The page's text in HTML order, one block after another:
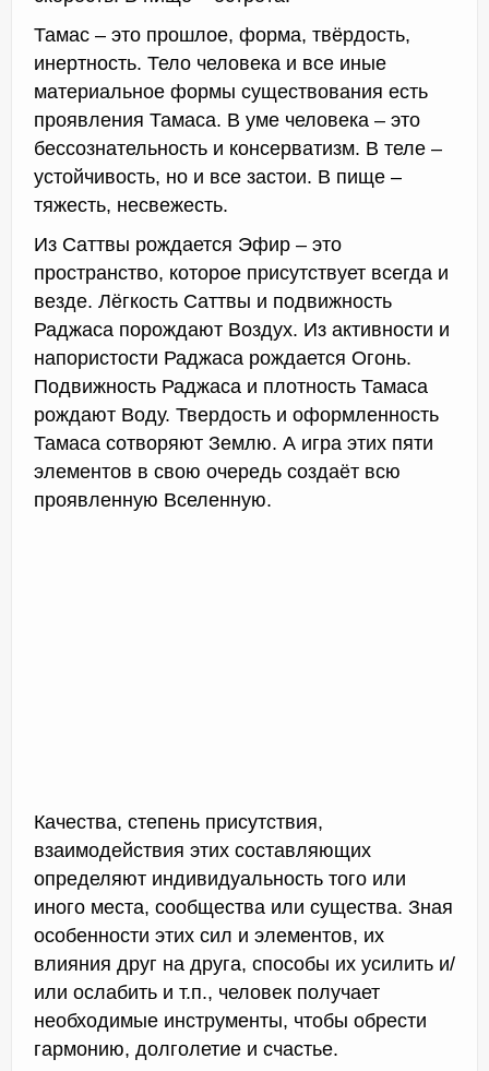
Тамас – это прошлое, форма, твёрдость,
инертность. Тело человека и все иные
материальное формы существования есть
проявления Тамаса. В уме человека – это
бессознательность и консерватизм. В теле –
устойчивость, но и все застои. В пище –
тяжесть, несвежесть.
Из Саттвы рождается Эфир – это
пространство, которое присутствует всегда и
везде. Лёгкость Саттвы и подвижность
Раджаса порождают Воздух. Из активности и
напористости Раджаса рождается Огонь.
Подвижность Раджаса и плотность Тамаса
рождают Воду. Твердость и оформленность
Тамаса сотворяют Землю. А игра этих пяти
элементов в свою очередь создаёт всю
проявленную Вселенную.
Качества, степень присутствия,
взаимодействия этих составляющих
определяют индивидуальность того или
иного места, сообщества или существа. Зная
особенности этих сил и элементов, их
влияния друг на друга, способы их усилить и/
или ослабить и т.п., человек получает
необходимые инструменты, чтобы обрести
гармонию, долголетие и счастье.